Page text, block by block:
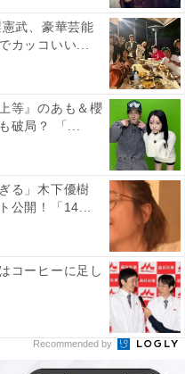
武、豪華芸能
カッコいい...
等』のあも＆櫻
破局？ 「...
る」木下優樹
公開！「14...
コーヒーに足し
Recommended by